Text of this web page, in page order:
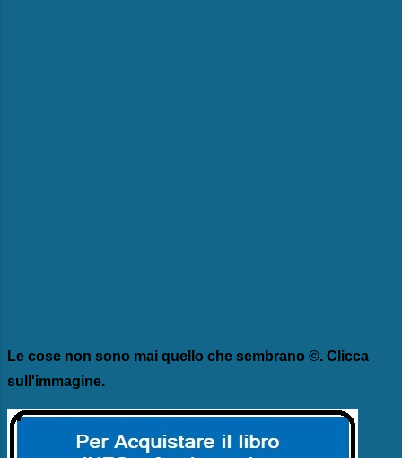
Le cose non sono mai quello che sembrano ©. Clicca
sull'immagine.